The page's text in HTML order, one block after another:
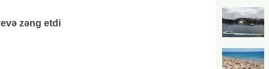
zəng etdi